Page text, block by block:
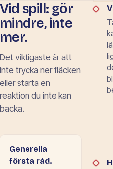
Vid spill: gör
mindre, inte
mer.
Det viktigaste är att
inte trycka ner fläcken
eller starta en
reaktion du inte kan
backa.
Generella
första råd.